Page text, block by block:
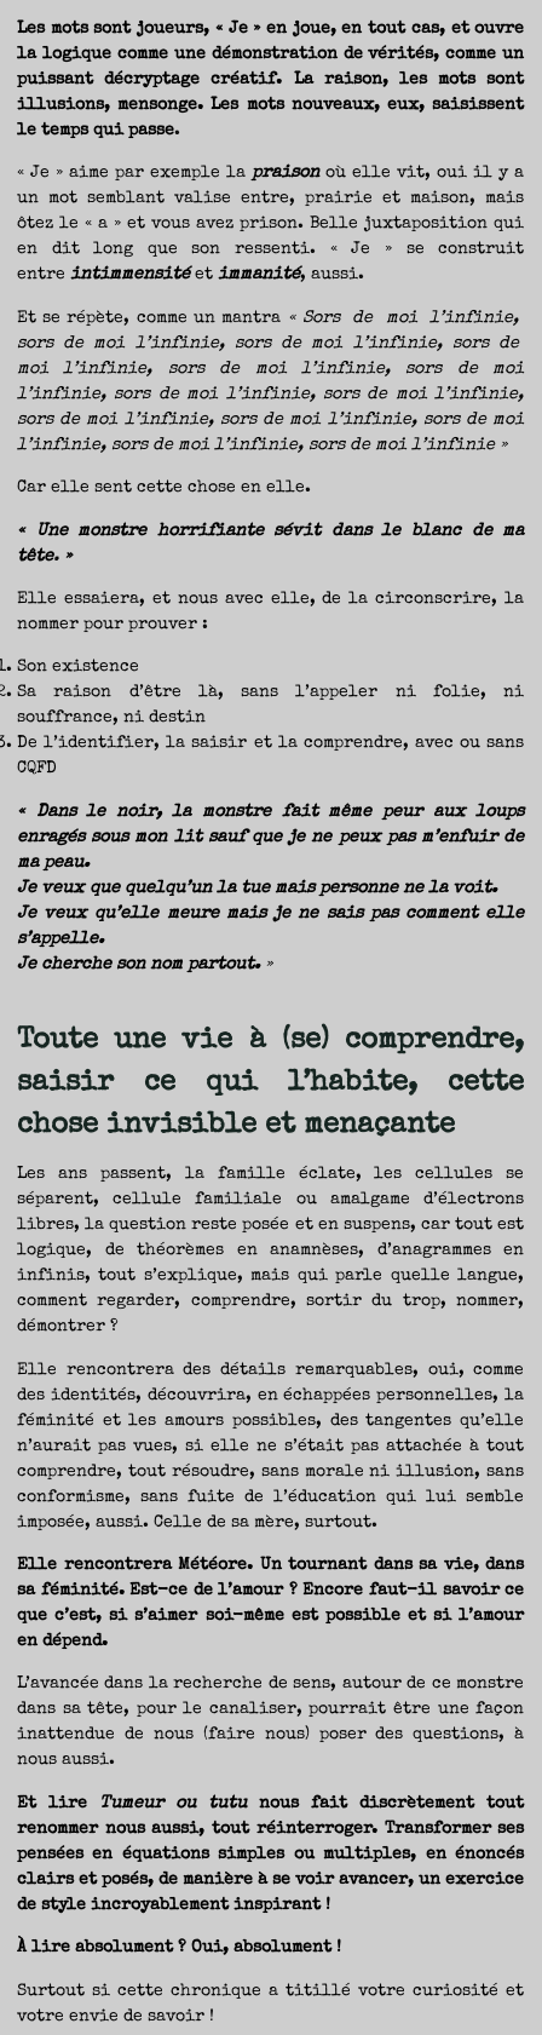
Les mots sont joueurs, « Je » en joue, en tout cas, et ouvre
la logique comme une démonstration de vérités, comme un
puissant décryptage créatif. La raison, les mots sont
illusions, mensonge. Les mots nouveaux, eux, saisissent
le temps qui passe.
« Je » aime par exemple lapraison où elle vit, oui il y a
un mot semblant valise entre, prairie et maison, mais
ôtez le « a » et vous avez prison. Belle juxtaposition qui
en dit long que son ressenti. « Je » se construit
entre intimmensité etimmanité, aussi.
Et se répète, comme un mantra « Sors de moi l’infinie,
sors de moi l’infinie, sors de moi l’infinie, sors de
moi l’infinie, sors de moi l’infinie, sors de moi
l’infinie, sors de moi l’infinie, sors de moi l’infinie,
sors de moi l’infinie, sors de moi l’infinie, sors de moi
l’infinie, sors de moi l’infinie, sors de moi l’infinie »
Car elle sent cette chose en elle.
« Une monstre horrifiante sévit dans le blanc de ma
tête. »
Elle essaiera, et nous avec elle, de la circonscrire, la
nommer pour prouver :
Son existence
Sa raison d’être là, sans l’appeler ni folie, ni
souffrance, ni destin
De l’identifier, la saisir et la comprendre, avec ou sans
CQFD
« Dans le noir, la monstre fait même peur aux loups
enragés sous mon lit sauf que je ne peux pas m’enfuir de
ma peau.
Je veux que quelqu’un la tue mais personne ne la voit.
Je veux qu’elle meure mais je ne sais pas comment elle
s’appelle.
Je cherche son nom partout. »
Toute une vie à (se) comprendre,
saisir ce qui l’habite, cette
chose invisible et menaçante
Les ans passent, la famille éclate, les cellules se
séparent, cellule familiale ou amalgame d’électrons
libres, la question reste posée et en suspens, car tout est
logique, de théorèmes en anamnèses, d’anagrammes en
infinis, tout s’explique, mais qui parle quelle langue,
comment regarder, comprendre, sortir du trop, nommer,
démontrer ?
Elle rencontrera des détails remarquables, oui, comme
des identités, découvrira, en échappées personnelles, la
féminité et les amours possibles, des tangentes qu’elle
n’aurait pas vues, si elle ne s’était pas attachée à tout
comprendre, tout résoudre, sans morale ni illusion, sans
conformisme, sans fuite de l’éducation qui lui semble
imposée, aussi. Celle de sa mère, surtout.
Elle rencontrera Météore. Un tournant dans sa vie, dans
sa féminité. Est-ce de l’amour ? Encore faut-il savoir ce
que c’est, si s’aimer soi-même est possible et si l’amour
en dépend.
L’avancée dans la recherche de sens, autour de ce monstre
dans sa tête, pour le canaliser, pourrait être une façon
inattendue de nous (faire nous) poser des questions, à
nous aussi.
Et lire Tumeur ou tutunous fait discrètement tout
renommer nous aussi, tout réinterroger. Transformer ses
pensées en équations simples ou multiples, en énoncés
clairs et posés, de manière à se voir avancer, un exercice
de style incroyablement inspirant !
À lire absolument ? Oui, absolument !
Surtout si cette chronique a titillé votre curiosité et
votre envie de savoir !